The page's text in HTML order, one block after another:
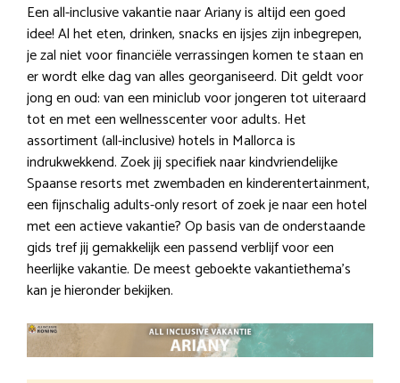
Een all-inclusive vakantie naar Ariany is altijd een goed
idee! Al het eten, drinken, snacks en ijsjes zijn inbegrepen,
je zal niet voor financiële verrassingen komen te staan en
er wordt elke dag van alles georganiseerd. Dit geldt voor
jong en oud: van een miniclub voor jongeren tot uiteraard
tot en met een wellnesscenter voor adults. Het
assortiment (all-inclusive) hotels in Mallorca is
indrukwekkend. Zoek jij specifiek naar kindvriendelijke
Spaanse resorts met zwembaden en kinderentertainment,
een fijnschalig adults-only resort of zoek je naar een hotel
met een actieve vakantie? Op basis van de onderstaande
gids tref jij gemakkelijk een passend verblijf voor een
heerlijke vakantie. De meest geboekte vakantiethema’s
kan je hieronder bekijken.